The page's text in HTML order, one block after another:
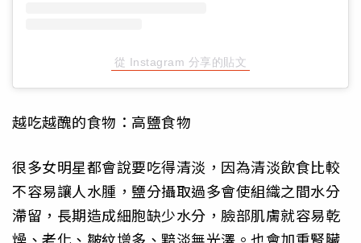
從 Instagram 分享的貼文
越吃越醜的食物：高鹽食物
很多女明星都會說要吃得清淡，因為清淡飲食比較
不容易讓人水腫，鹽分攝取過多會使組織之間水分
滯留，長期造成細胞缺少水分，臉部肌膚就容易乾